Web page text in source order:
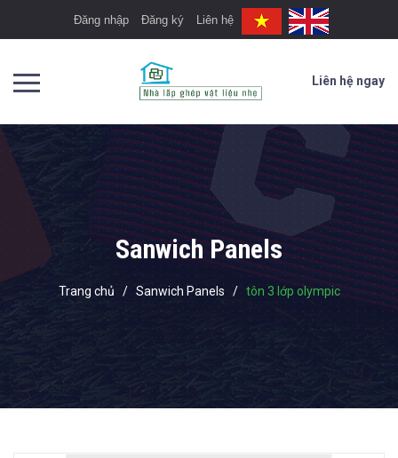
Đăng nhập Đăng ký Liên hệ
Liên hệ ngay
Sanwich Panels
Trang chủ / Sanwich Panels / tôn 3 lớp olympic